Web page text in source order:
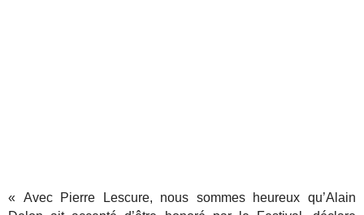
« Avec Pierre Lescure, nous sommes heureux qu’Alain